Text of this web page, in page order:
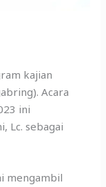
kajian
Acara
ini
Lc. sebagai
mengambil